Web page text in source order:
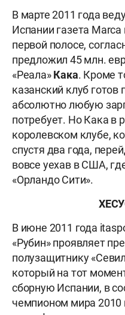
В марте 2011 года
Испании газета
первой полосе,
предложил 45 млн.
«Реала»Кака. Кроме
казанский клуб готов
абсолютно любую
потребует. Но Кака в
королевском клубе,
спустя два года,
вовсе уехав в США,
«Орландо Сити».
В июне 2011 года
«Рубин» проявляет
полузащитнику
который на тот
сборную Испании, в
чемпионом мира 2010